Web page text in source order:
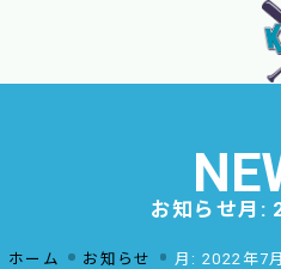
年間予定・活動場所
選手・スタッフ
お知らせ月:
ホーム お知らせ 月:2022年7月